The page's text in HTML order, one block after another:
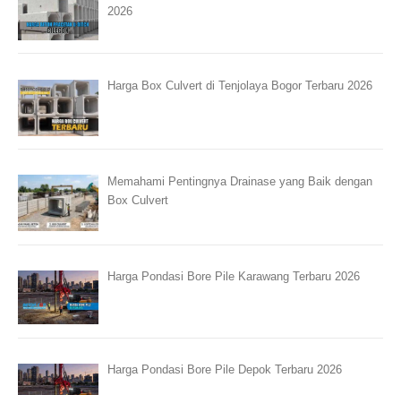
2026
Harga Box Culvert di Tenjolaya Bogor Terbaru 2026
Memahami Pentingnya Drainase yang Baik dengan
Box Culvert
Harga Pondasi Bore Pile Karawang Terbaru 2026
Harga Pondasi Bore Pile Depok Terbaru 2026